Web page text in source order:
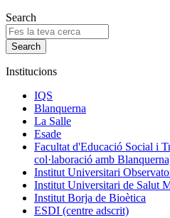
Search
Institucions
IQS
Blanquerna
La Salle
Esade
Facultat d'Educació Social i
col·laboració amb
Institut Universitari
Institut Universitari de Salut
Institut Borja de Bioètica
ESDI (centre adscrit)